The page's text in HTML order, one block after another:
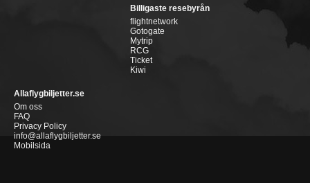
Billigaste resebyrån
flightnetwork
Gotogate
Mytrip
RCG
Ticket
Kiwi
Allaflygbiljetter.se
Om oss
FAQ
Privacy Policy
info@allaflygbiljetter.se
Mobilsida